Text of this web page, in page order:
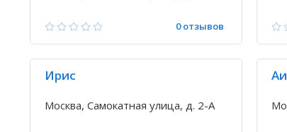
0 отзывов
Ирис
Москва, Самокатная улица, д. 2-А